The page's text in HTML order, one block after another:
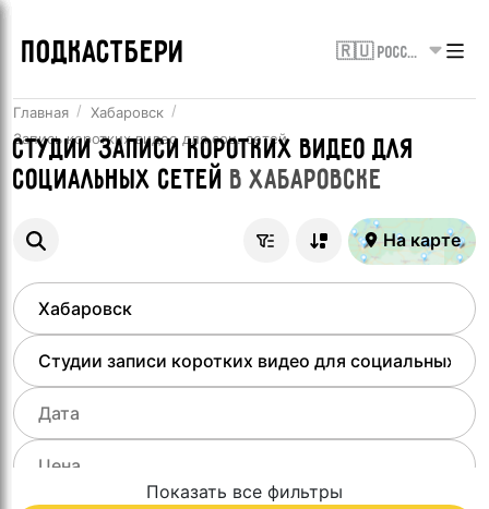
ПОДКАСТБЕРИ 🇷🇺 Россия
Главная
Хабаровск
Запись коротких видео для соц. сетей
Студии записи коротких видео для
социальных сетей вХабаровске
На карте
Показать все фильтры